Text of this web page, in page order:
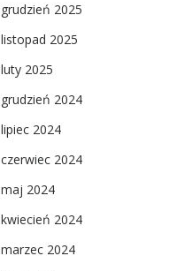
grudzień 2025
listopad 2025
luty 2025
grudzień 2024
lipiec 2024
czerwiec 2024
maj 2024
kwiecień 2024
marzec 2024